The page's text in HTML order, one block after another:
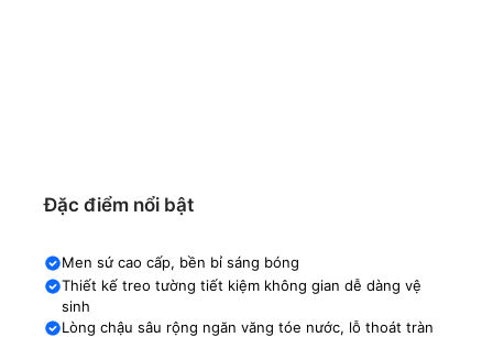
Đặc điểm nổi bật
Men sứ cao cấp, bền bỉ sáng bóng
Thiết kế treo tường tiết kiệm không gian dễ dàng vệ
sinh
Lòng chậu sâu rộng ngăn văng tóe nước, lỗ thoát tràn